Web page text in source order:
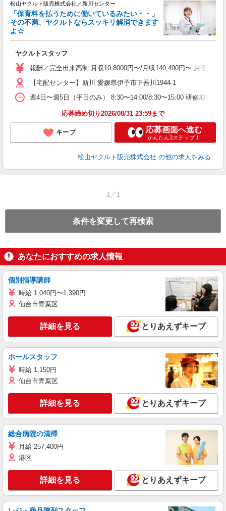
松山ヤクルト販売株式会社／新川センター
「保育料を払うために働いているみたい・・」
その不満、ヤクルトならスッキリ解消できます
よ☆
ヤクルトスタッフ
報酬／完全出来高制 月収10,8000円〜/月収140,400円〜 お子さ
【宅配センター】新川 愛媛県伊予市下吾川1944-1
週4日〜週5日（平日のみ） 8:30〜14:00/8:30〜15:00 研修期間：
応募締め切り2026/08/31 23:59まで
キープ 応募画面へ進む
かんたん3ステップ！
松山ヤクルト販売株式会社 の他の求人をみる
1／1
条件を変更して再検索
あなたにおすすめの求人情報
個別指導講師
時給 1,040円〜1,390円
仙台市青葉区
詳細を見る とりあえずキープ
ホールスタッフ
時給 1,150円
仙台市青葉区
詳細を見る とりあえずキープ
総合病院の清掃
月給 257,400円
港区
詳細を見る とりあえずキープ